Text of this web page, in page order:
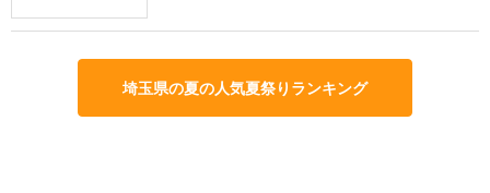
埼玉県の夏の人気夏祭りランキング